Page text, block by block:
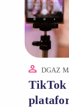
DGAZ
TikTok